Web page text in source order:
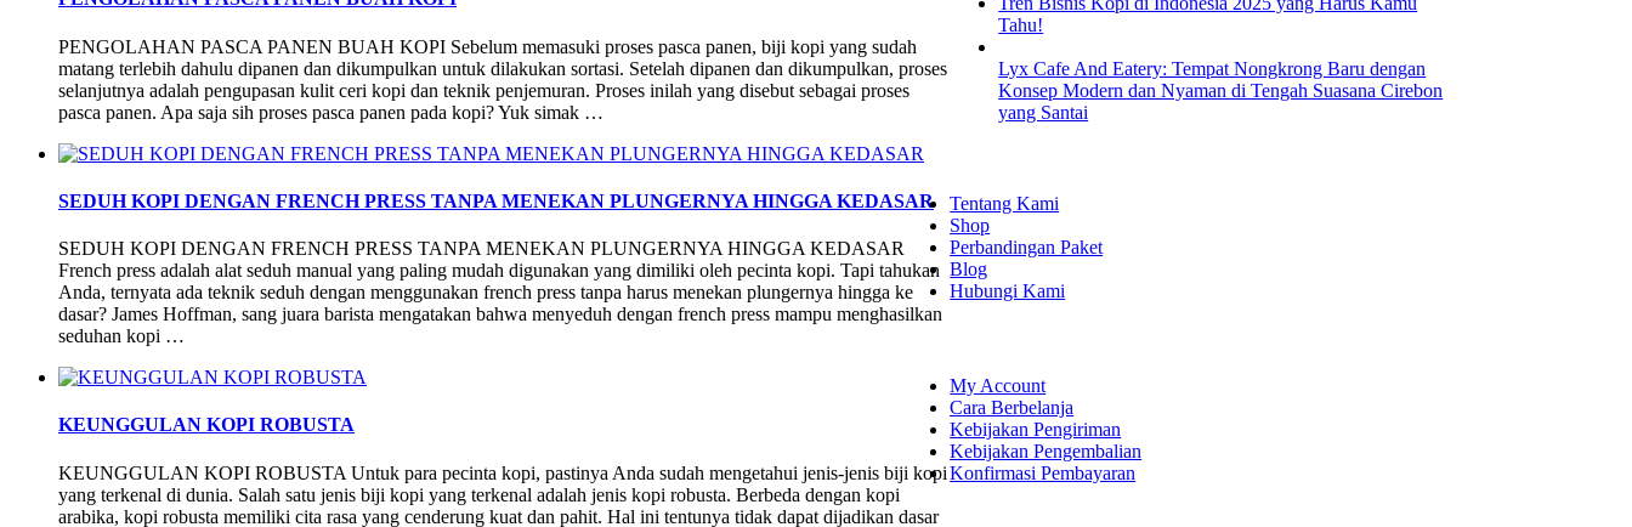
PENGOLAHAN PASCA PANEN BUAH KOPI Sebelum memasuki proses pasca panen, biji kopi yang sudah
matang terlebih dahulu dipanen dan dikumpulkan untuk dilakukan sortasi. Setelah dipanen dan dikumpulkan, proses
selanjutnya adalah pengupasan kulit ceri kopi dan teknik penjemuran. Proses inilah yang disebut sebagai proses
pasca panen. Apa saja sih proses pasca panen pada kopi? Yuk simak …
SEDUH KOPI DENGAN FRENCH PRESS TANPA MENEKAN PLUNGERNYA HINGGA KEDASAR
SEDUH KOPI DENGAN FRENCH PRESS TANPA MENEKAN PLUNGERNYA HINGGA KEDASAR
French press adalah alat seduh manual yang paling mudah digunakan yang dimiliki oleh pecinta kopi. Tapi tahukan
Anda, ternyata ada teknik seduh dengan menggunakan french press tanpa harus menekan plungernya hingga ke
dasar? James Hoffman, sang juara barista mengatakan bahwa menyeduh dengan french press mampu menghasilkan
seduhan kopi …
KEUNGGULAN KOPI ROBUSTA
KEUNGGULAN KOPI ROBUSTA Untuk para pecinta kopi, pastinya Anda sudah mengetahui jenis-jenis biji kopi
yang terkenal di dunia. Salah satu jenis biji kopi yang terkenal adalah jenis kopi robusta. Berbeda dengan kopi
arabika, kopi robusta memiliki cita rasa yang cenderung kuat dan pahit. Hal ini tentunya tidak dapat dijadikan dasar
Tahu!
Lyx Cafe And Eatery: Tempat Nongkrong Baru dengan
Konsep Modern dan Nyaman di Tengah Suasana Cirebon
yang Santai
Tentang Kami
Shop
Perbandingan Paket
Blog
Hubungi Kami
My Account
Cara Berbelanja
Kebijakan Pengiriman
Kebijakan Pengembalian
Konfirmasi Pembayaran